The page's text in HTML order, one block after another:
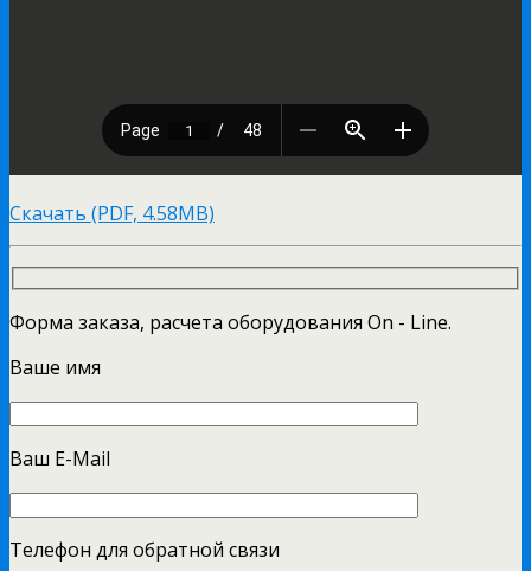
Скачать (PDF, 4.58MB)
Форма заказа, расчета оборудования On - Line.
Ваше имя
Ваш E-Mail
Телефон для обратной связи